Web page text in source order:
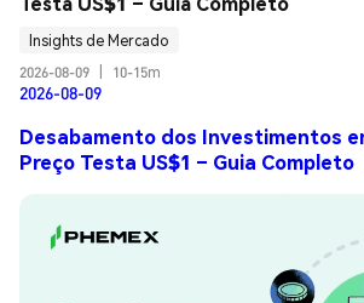
Insights de Mercado
2026-08-09
10-15m
2026-08-09
Desabamento dos Investimentos
Preço Testa US$1 – Guia Completo